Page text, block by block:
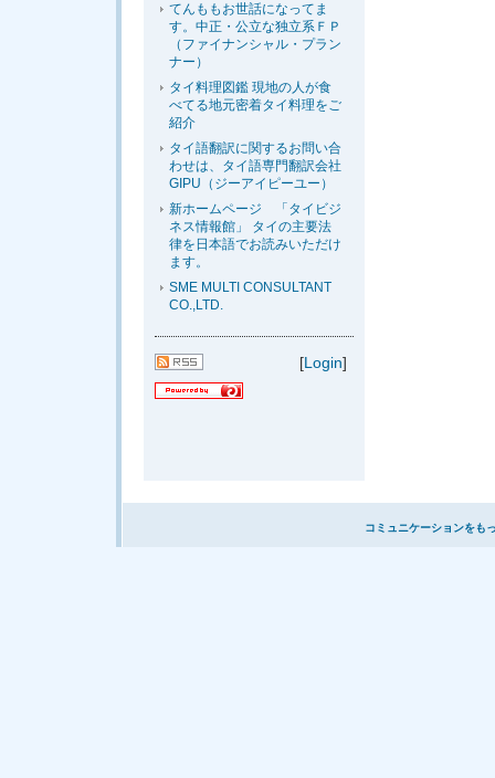
てんももお世話になってま
す。中正・公立な独立系ＦＰ
（ファイナンシャル・プラン
ナー）
タイ料理図鑑 現地の人が食
べてる地元密着タイ料理をご
紹介
タイ語翻訳に関するお問い合
わせは、タイ語専門翻訳会社
GIPU（ジーアイピーユー）
新ホームページ 「タイビジ
ネス情報館」 タイの主要法
律を日本語でお読みいただけ
ます。
SME MULTI CONSULTANT
CO.,LTD.
[Login]
コミュニケーションをも